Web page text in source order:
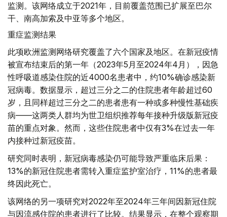
监测。该网络成立于2021年，目前覆盖范围已扩展至巴尔
干、南高加索及中亚等多个地区。
重症监测结果
此项欧洲监测网络研究覆盖了六个国家及地区。在新冠疫情
被宣布结束后的第一年（2023年5月至2024年4月），因急
性呼吸道感染住院的近4000名患者中，约10%确诊感染新
冠病毒。数据显示，超过三分之二的住院患者年龄超过60
岁，且同样超过三分之二的患者患有一种或多种慢性基础疾
病——这两类人群均为世卫组织推荐每年接种升级版新冠疫
苗的重点对象。然而，这些住院患者中仅有3%在过去一年
内接种过新冠疫苗。
研究同时表明，新冠病毒感染仍可能导致严重临床后果：
13%的新冠住院患者需转入重症监护室治疗，11%的患者最
终因此死亡。
该网络的另一项研究对2022年至2024年三年间因新冠住院
与因流感住院的患者进行了比较。结果显示，在整个观察期